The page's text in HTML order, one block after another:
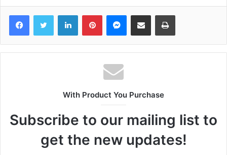
FacebookTwitter LinkedInPinterestMessenger
Share via Email Print
With Product You Purchase
Subscribe to our mailing list to
get the new updates!